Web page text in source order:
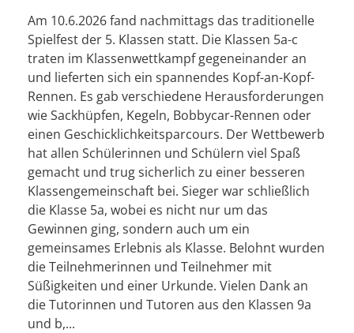
Am 10.6.2026 fand nachmittags das traditionelle
Spielfest der 5. Klassen statt. Die Klassen 5a-c
traten im Klassenwettkampf gegeneinander an
und lieferten sich ein spannendes Kopf-an-Kopf-
Rennen. Es gab verschiedene Herausforderungen
wie Sackhüpfen, Kegeln, Bobbycar-Rennen oder
einen Geschicklichkeitsparcours. Der Wettbewerb
hat allen Schülerinnen und Schülern viel Spaß
gemacht und trug sicherlich zu einer besseren
Klassengemeinschaft bei. Sieger war schließlich
die Klasse 5a, wobei es nicht nur um das
Gewinnen ging, sondern auch um ein
gemeinsames Erlebnis als Klasse. Belohnt wurden
die Teilnehmerinnen und Teilnehmer mit
Süßigkeiten und einer Urkunde. Vielen Dank an
die Tutorinnen und Tutoren aus den Klassen 9a
und b,...